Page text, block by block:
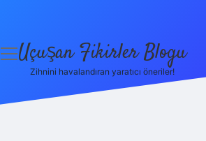
menüyü
Uçuşan Fikirler Blogu
Zihnini havalandıran yaratıcı öneriler!